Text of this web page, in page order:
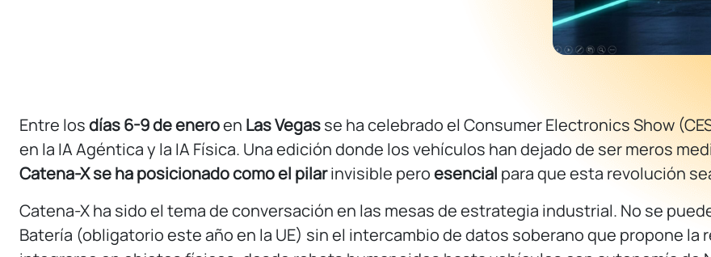
Entre losdías 6-9 de eneroen Las Vegasse ha celebrado el Consumer Electronics Show
en la IA Agéntica y la IA Física. Una edición donde los vehículos han dejado de ser meros
Catena-X se ha posicionado como el pilarinvisible peroesencial para que esta revolución
Catena-X ha sido el tema de conversación en las mesas de estrategia industrial. No se
Batería (obligatorio este año en la UE) sin el intercambio de datos soberano que propone la